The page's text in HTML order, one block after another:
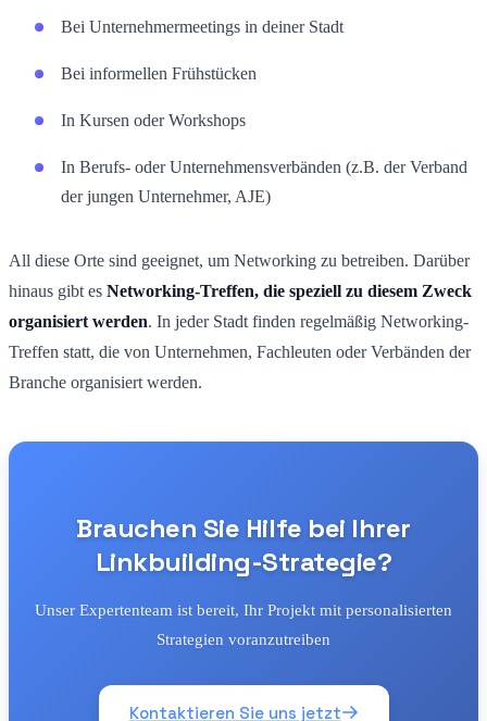
Bei Unternehmermeetings in deiner Stadt
Bei informellen Frühstücken
In Kursen oder Workshops
In Berufs- oder Unternehmensverbänden (z.B. der Verband
der jungen Unternehmer, AJE)
All diese Orte sind geeignet, um Networking zu betreiben. Darüber
hinaus gibt es Networking-Treffen, die speziell zu diesem Zweck
organisiert werden. In jeder Stadt finden regelmäßig Networking-
Treffen statt, die von Unternehmen, Fachleuten oder Verbänden der
Branche organisiert werden.
Brauchen Sie Hilfe bei Ihrer
Linkbuilding-Strategie?
Unser Expertenteam ist bereit, Ihr Projekt mit personalisierten
Strategien voranzutreiben
Kontaktieren Sie uns jetzt